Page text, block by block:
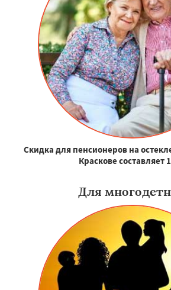
Скидка для пенсионеров на
Краскове составляет
Для